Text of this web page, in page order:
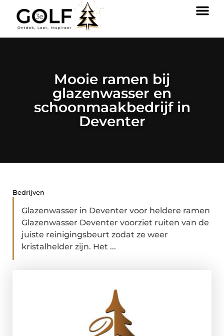
Mooie ramen bij
glazenwasser en
schoonmaakbedrijf in
Deventer
Bedrijven
Glazenwasser in Deventer voor heldere ramen
Glazenwasser Deventer voorziet ruiten van de
juiste reinigingsbeurt zodat ze weer
kristalhelder zijn. Het ...